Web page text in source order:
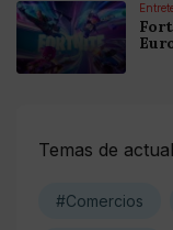
Temas de
#Comercios